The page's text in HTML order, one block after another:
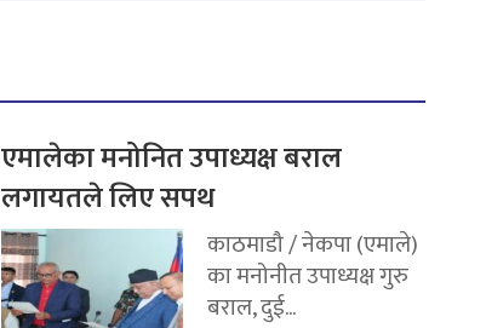
एमालेका मनोनित उपाध्यक्ष बराल
लगायतले लिए सपथ
काठमाडौ / नेकपा (एमाले)
का मनोनीत उपाध्यक्ष गुरु
बराल, दुई...